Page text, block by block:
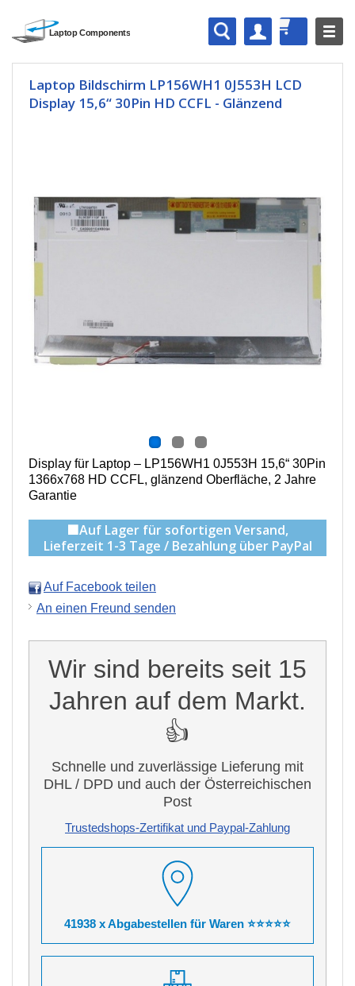
Laptop Bildschirm LP156WH1 0J553H LCD
Display 15,6“ 30Pin HD CCFL - Glänzend
Display für Laptop – LP156WH1 0J553H 15,6“ 30Pin
1366x768 HD CCFL, g länzend Oberfläche, 2 Jahre
Garantie
🟩Auf Lager für sofortigen Versand,
Lieferzeit 1-3 Tage / Bezahlung über PayPal
Auf Facebook teilen
An einen Freund senden
Wir sind bereits seit 15
Jahren auf dem Markt.
👍
Schnelle und zuverlässige Lieferung mit
DHL / DPD und auch der Österreichischen
Post
Trustedshops-Zertifikat und Paypal-Zahlung
41938 x Abgabestellen für Waren ⭐⭐⭐⭐⭐